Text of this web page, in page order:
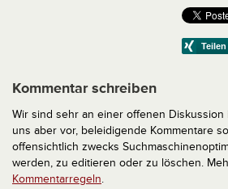
Kommentar schreiben
Wir sind sehr an einer offenen Diskussion
uns aber vor, beleidigende Kommentare
offensichtlich zwecks
werden, zu editieren oder zu löschen.
Kommentarregeln.